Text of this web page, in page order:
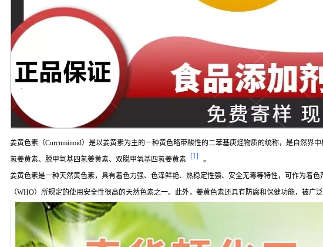
姜黄色素（Curcuminoid）是以姜黄素为主的一种黄色略带酸性的二苯基庚烃物质的统称，是自然界
氢姜黄素、脱甲氧基四氢姜黄素、双脱甲氧基四氢姜黄素 [1]
。
姜黄色素是一种天然黄色素，具有着色力强、色泽鲜艳、热稳定性强、安全无毒等特性，可作为着
（WHO）所规定的使用安全性很高的天然色素之一。此外，姜黄色素还具有防腐和保健功能，被广